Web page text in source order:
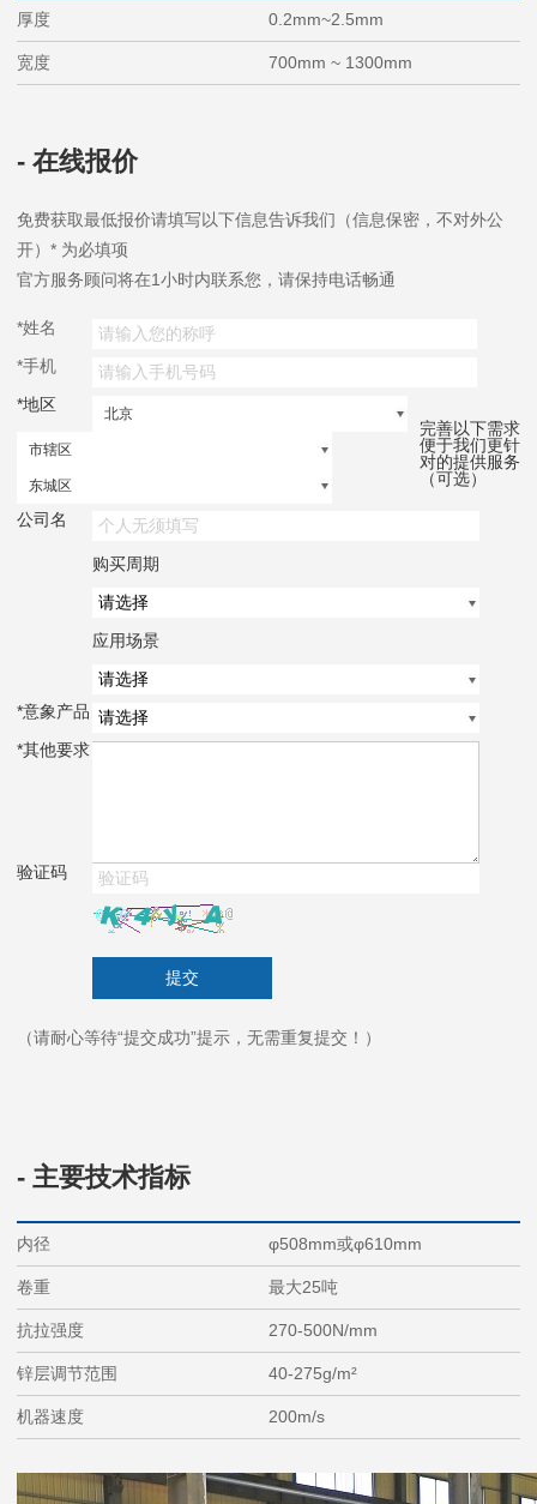
厚度 0.2mm~2.5mm
宽度 700mm ~ 1300mm
- 在线报价
免费获取最低报价请填写以下信息告诉我们（信息保密，不对外公
开） * 为必填项
官方服务顾问将在1小时内联系您，请保持电话畅通
*姓名
*手机
*地区 北京
市辖区
东城区
完善以下需求
便于我们更针
对的提供服务
（可选）
公司名
购买周期
应用场景
*意象产品
*其他要求
验证码
（请耐心等待“提交成功”提示，无需重复提交！）
- 主要技术指标
内径 φ508mm或φ610mm
卷重 最大25吨
抗拉强度 270-500N/mm
锌层调节范围 40-275g/m²
机器速度 200m/s